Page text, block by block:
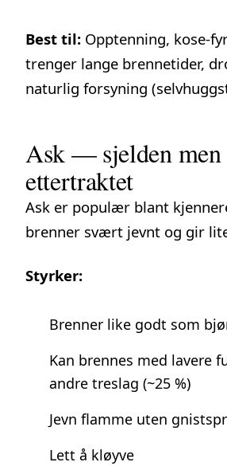
Best til: Opptenning, kose-
trenger lange brennetider,
naturlig forsyning
Ask — sjelden men
ettertraktet
Ask er populær blant
brenner svært jevnt og gir
Styrker:
Brenner like godt som
Kan brennes med lavere
andre treslag (~25 %)
Jevn flamme uten
Lett å kløyve